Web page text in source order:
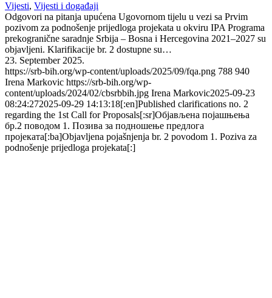
Vijesti, Vijesti i događaji
Odgovori na pitanja upućena Ugovornom tijelu u vezi sa Prvim
pozivom za podnošenje prijedloga projekata u okviru IPA Programa
prekogranične saradnje Srbija – Bosna i Hercegovina 2021–2027 su
objavljeni. Klarifikacije br. 2 dostupne su…
23. September 2025.
https://srb-bih.org/wp-content/uploads/2025/09/fqa.png 788 940
Irena Markovic https://srb-bih.org/wp-
content/uploads/2024/02/cbsrbbih.jpg Irena Markovic2025-09-23
08:24:272025-09-29 14:13:18[:en]Published clarifications no. 2
regarding the 1st Call for Proposals[:sr]Објављена појашњења
бр.2 поводом 1. Позива за подношење предлога
пројеката[:ba]Objavljena pojašnjenja br. 2 povodom 1. Poziva za
podnošenje prijedloga projekata[:]